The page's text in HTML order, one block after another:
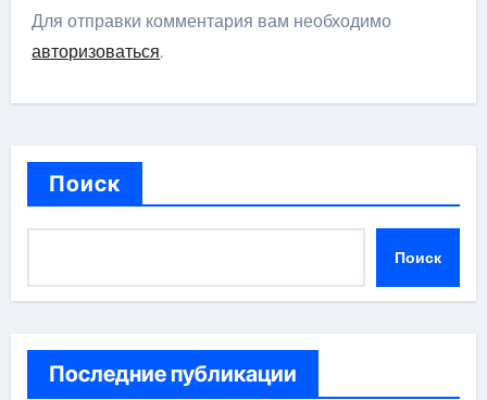
Для отправки комментария вам необходимо
авторизоваться.
Поиск
Поиск
Последние публикации